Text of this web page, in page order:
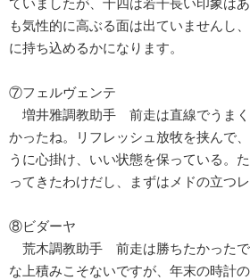
ていましたが、千四は若干長い印象は
も気性的に高ぶる面は出ていませんし
に持ち込めるかになります。
⑦フェルヴェンテ
増井雅調教助手 前走は直線でうまく
かったね。リフレッシュ放牧を挟んで
うに心掛け、いい状態を保っている。
ってきたわけだし、まずはメドの立つ
⑧ビダーヤ
荒木調教助手 前走は勝ちたかったで
な上積みこそないですが、年末の時計